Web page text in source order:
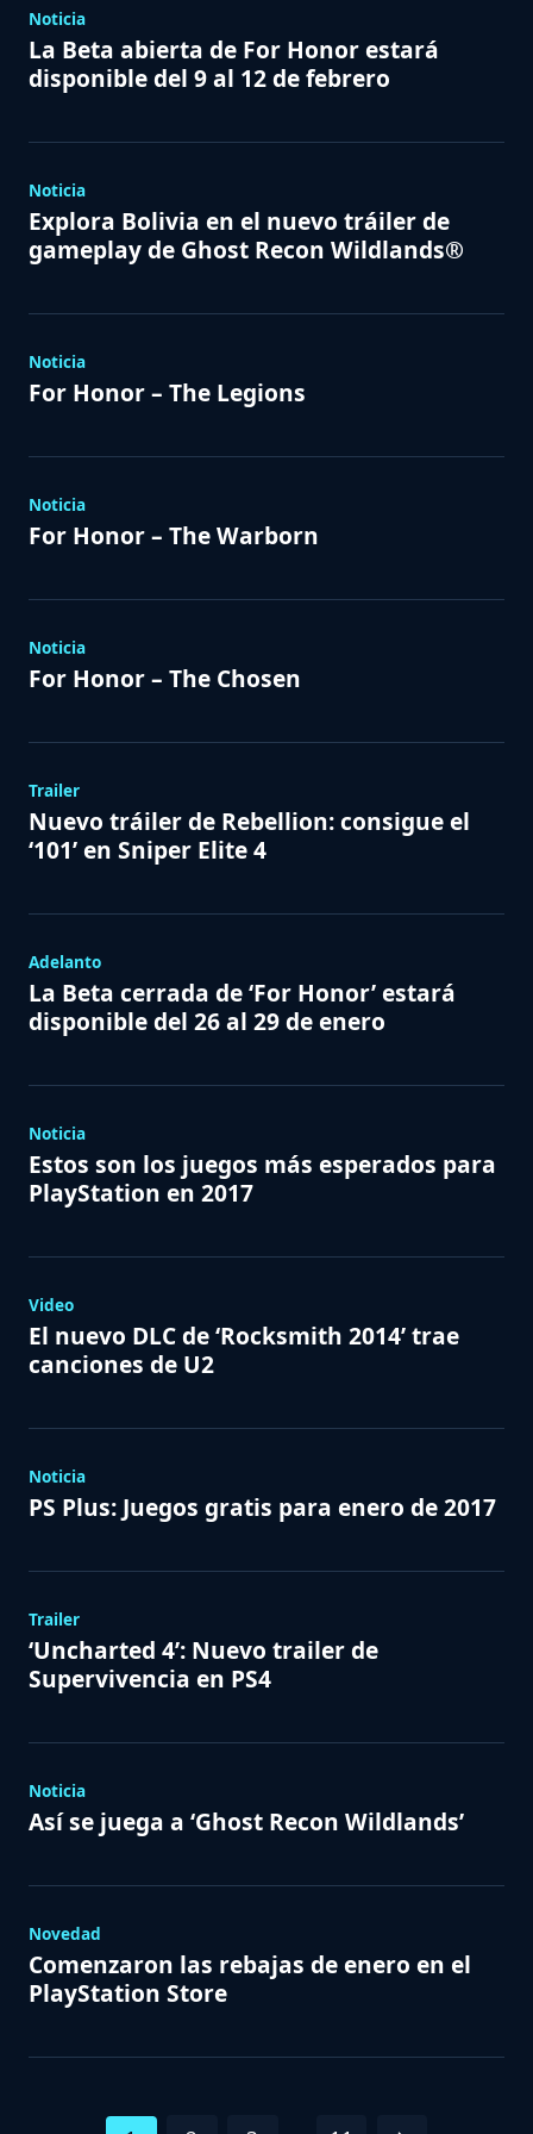
Noticia
La Beta abierta de For Honor estará
disponible del 9 al 12 de febrero
Noticia
Explora Bolivia en el nuevo tráiler de
gameplay de Ghost Recon Wildlands®
Noticia
For Honor – The Legions
Noticia
For Honor – The Warborn
Noticia
For Honor – The Chosen
Trailer
Nuevo tráiler de Rebellion: consigue el
‘101’ en Sniper Elite 4
Adelanto
La Beta cerrada de ‘For Honor’ estará
disponible del 26 al 29 de enero
Noticia
Estos son los juegos más esperados para
PlayStation en 2017
Video
El nuevo DLC de ‘Rocksmith 2014’ trae
canciones de U2
Noticia
PS Plus: Juegos gratis para enero de 2017
Trailer
‘Uncharted 4’: Nuevo trailer de
Supervivencia en PS4
Noticia
Así se juega a ‘Ghost Recon Wildlands’
Novedad
Comenzaron las rebajas de enero en el
PlayStation Store